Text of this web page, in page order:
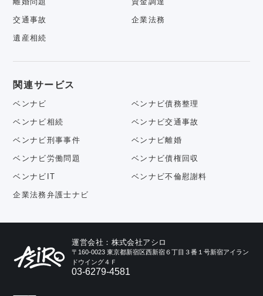
交通事故 企業法務
遺産相続
関連サービス
ベンナビ ベンナビ債務整理
ベンナビ相続 ベンナビ交通事故
ベンナビ刑事事件 ベンナビ離婚
ベンナビ労働問題 ベンナビ債権回収
ベンナビIT ベンナビ不倫慰謝料
企業法務弁護士ナビ
運営会社：株式会社アシロ
〒160-0023 東京都新宿区西新宿６丁目３番１号新宿アイラン
ドウイング４Ｆ
03-6279-4581